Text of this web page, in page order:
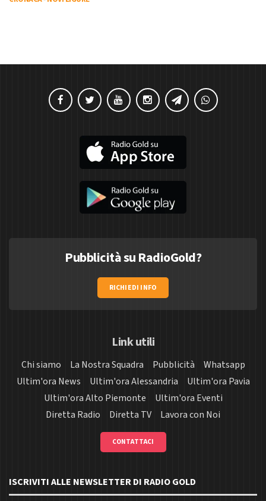
Pubblicità su RadioGold?
RICHIEDI INFO
Link utili
Chi siamo La Nostra Squadra Pubblicità
Whatsapp
Ultim'ora News
Ultim'ora Alessandria
Ultim'ora Pavia
Ultim'ora Alto Piemonte
Ultim'ora Eventi
Diretta Radio
Diretta TV Lavora con Noi
CONTATTACI
ISCRIVITI ALLE NEWSLETTER DI RADIO GOLD